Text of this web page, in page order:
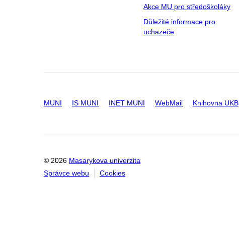
Akce MU pro středoškoláky
Důležité informace pro
uchazeče
MUNI IS MUNI INET MUNI WebMail Knihovna UKB
© 2026 Masarykova univerzita
Správce webu
Cookies